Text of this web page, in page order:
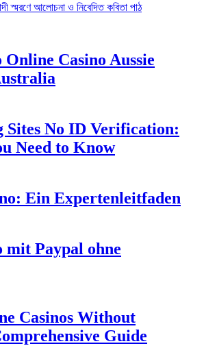
স্মরণে আলোচনা ও নিবেদিত কবিতা পাঠ
Casino Aussie
Sites No ID Verification:
Need to Know
Ein Expertenleitfaden
mit Paypal ohne
Casinos Without
Guide